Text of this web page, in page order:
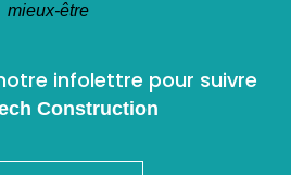
mieux-être
infolettre pour suivre
Construction